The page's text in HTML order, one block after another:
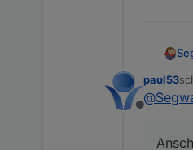
Offline
paul53
@